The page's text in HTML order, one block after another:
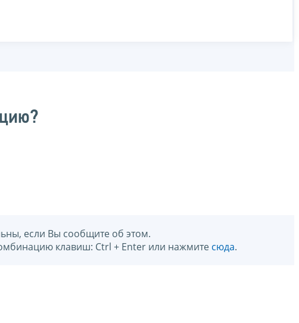
если Вы сообщите об этом.
клавиш: Ctrl + Enter или нажмите сюда.